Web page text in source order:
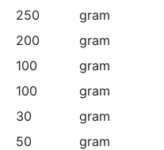
250
gram
200
gram
100
gram
100
gram
30
gram
50
gram